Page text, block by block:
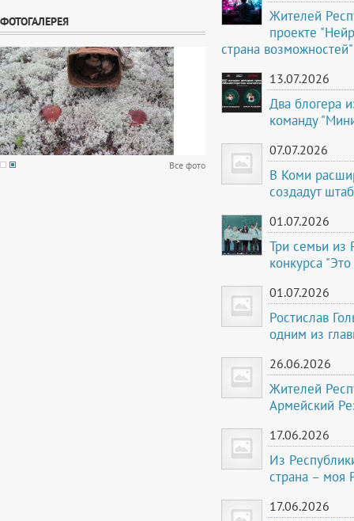
ФОТОГАЛЕРЕЯ
Все фото
Жителей
проекте
страна возможностей"
13.07.2026
Два блогера
команду
07.07.2026
В Коми
создадут
01.07.2026
Три семьи из
конкурса
01.07.2026
Ростислав
одним из
26.06.2026
Жителей
Армейский
17.06.2026
Из
страна – моя
17.06.2026